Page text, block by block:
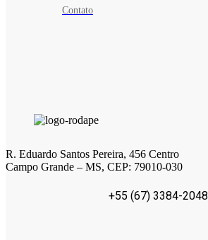
Contato
R. Eduardo Santos Pereira, 456 Centro
Campo Grande – MS, CEP: 79010-030
+55 (67) 3384-2048